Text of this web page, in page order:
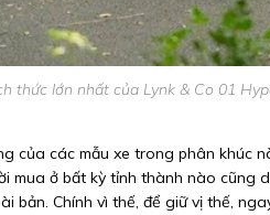
thức lớn nhất của Lynk & Co 01
của các mẫu xe trong phân khúc
mua ở bất kỳ tỉnh thành nào cũng
bản. Chính vì thế, để giữ vị thế,